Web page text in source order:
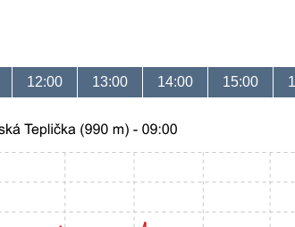
12:00 13:00 14:00 15:00